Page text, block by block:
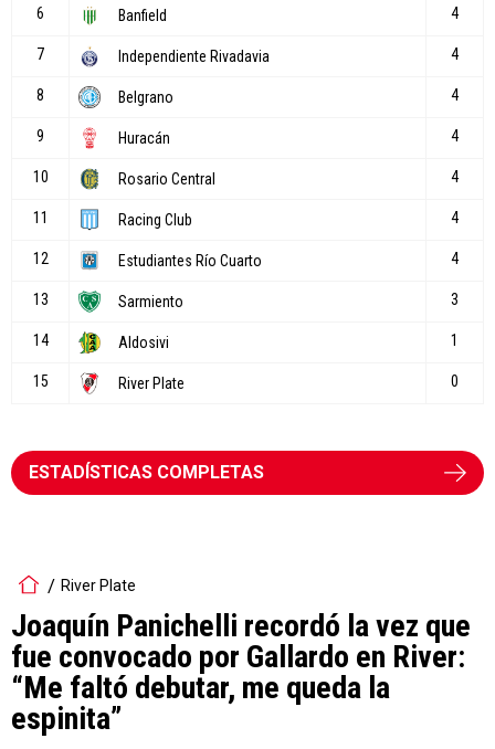
ESTADÍSTICAS COMPLETAS
River Plate
Joaquín Panichelli recordó la vez que
fue convocado por Gallardo en River:
“Me faltó debutar, me queda la
espinita”